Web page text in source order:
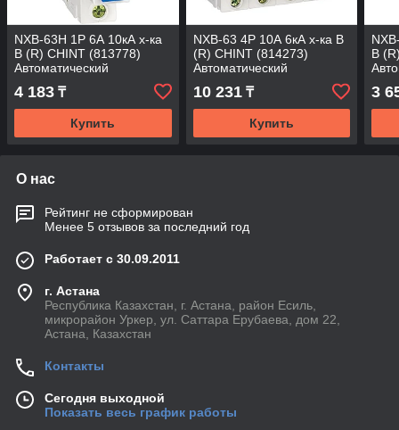
NXB-63H 1P 6А 10кА х-ка
B (R) CHINT (813778)
Автоматический
выключатель
4 183 ₸
Купить
NXB-63 4P 10А 6кА х-ка B
(R) CHINT (814273)
Автоматический
выключатель
10 231₸
Купить
B
3
О нас
Рейтинг не сформирован
Менее 5 отзывов за последний год
Работает с 30.09.2011
г. Астана
Республика Казахстан, г. Астана, район Есиль,
микрорайон Уркер, ул. Саттара Ерубаева, дом 22,
Астана, Казахстан
Контакты
Сегодня выходной
Показать весь график работы